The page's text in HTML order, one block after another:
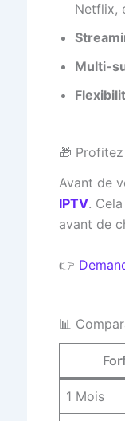
Netflix,
Multi-
🎁 Profitez
Avant de
IPTV.
avant de
👉
📊
1 Mois